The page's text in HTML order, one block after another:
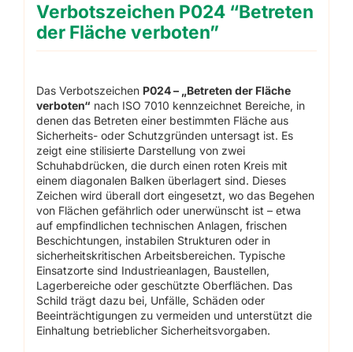
Verbotszeichen P024 “Betreten
der Fläche verboten”
Das Verbotszeichen P024 – „Betreten der Fläche
verboten“ nach ISO 7010 kennzeichnet Bereiche, in
denen das Betreten einer bestimmten Fläche aus
Sicherheits- oder Schutzgründen untersagt ist. Es
zeigt eine stilisierte Darstellung von zwei
Schuhabdrücken, die durch einen roten Kreis mit
einem diagonalen Balken überlagert sind. Dieses
Zeichen wird überall dort eingesetzt, wo das Begehen
von Flächen gefährlich oder unerwünscht ist – etwa
auf empfindlichen technischen Anlagen, frischen
Beschichtungen, instabilen Strukturen oder in
sicherheitskritischen Arbeitsbereichen. Typische
Einsatzorte sind Industrieanlagen, Baustellen,
Lagerbereiche oder geschützte Oberflächen. Das
Schild trägt dazu bei, Unfälle, Schäden oder
Beeinträchtigungen zu vermeiden und unterstützt die
Einhaltung betrieblicher Sicherheitsvorgaben.